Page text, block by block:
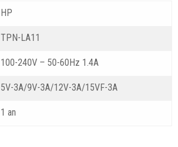
HP
TPN-LA11
100-240V – 50-60Hz 1.4A
5V-3A/9V-3A/12V-3A/15VF-3A
1 an